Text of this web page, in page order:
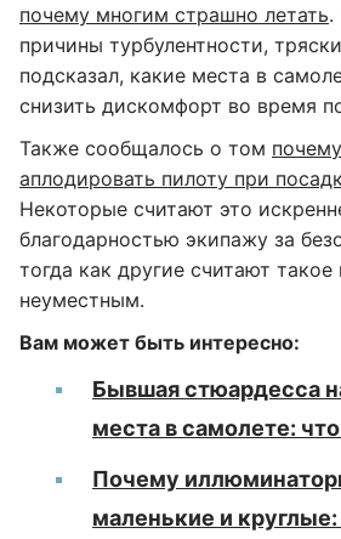
почему многим страшно летать.
причины турбулентности,
подсказал, какие места в
снизить дискомфорт во время
Также сообщалось о том
аплодировать пилоту при
Некоторые считают это
благодарностью экипажу за
тогда как другие считают такое
неуместным.
Вам может быть интересно:
Бывшая стюардесса
места в самолете:
Почему
маленькие и